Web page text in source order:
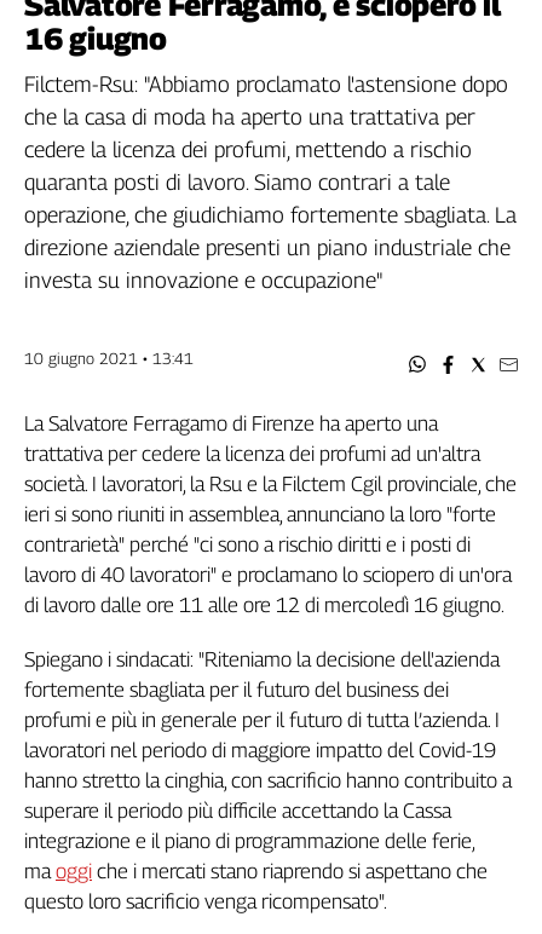
Filcams
Filctem
Fillea
Filt
Flc
Spi
Caaf
Speciali
G8
di
Genova,
sangue
ragione
120
anni
Cgil
Collettiva
Academy
Collettiva
Play
Rubriche
16 giugno
Filctem-Rsu: "Abbiamo proclamato l'astensione dopo
che la casa di moda ha aperto una trattativa per
cedere la licenza dei profumi, mettendo a rischio
quaranta posti di lavoro. Siamo contrari a tale
operazione, che giudichiamo fortemente sbagliata. La
direzione aziendale presenti un piano industriale che
investa su innovazione e occupazione"
10 giugno 2021 • 13:41
La Salvatore Ferragamo di Firenze ha aperto una
trattativa per cedere la licenza dei profumi ad un'altra
società. I lavoratori, la Rsu e la Filctem Cgil provinciale, che
ieri si sono riuniti in assemblea, annunciano la loro "forte
contrarietà" perché "ci sono a rischio diritti e i posti di
lavoro di 40 lavoratori" e proclamano lo sciopero di un'ora
di lavoro dalle ore 11 alle ore 12 di mercoledì 16 giugno.
Spiegano i sindacati: "Riteniamo la decisione dell'azienda
fortemente sbagliata per il futuro del business dei
profumi e più in generale per il futuro di tutta l’azienda. I
lavoratori nel periodo di maggiore impatto del Covid-19
hanno stretto la cinghia, con sacrificio hanno contribuito a
superare il periodo più difficile accettando la Cassa
integrazione e il piano di programmazione delle ferie,
maoggi che i mercati stano riaprendo si aspettano che
questo loro sacrificio venga ricompensato".